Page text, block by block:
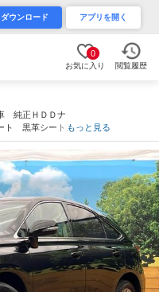
ダウンロード アプリを開く
0
お気に入り 閲覧履歴
純正ＨＤＤナ
ト 黒革シート
リーシート ＥＴ
もっと見る